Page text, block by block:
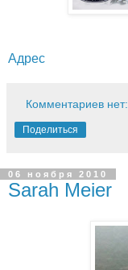
Адрес
Комментариев нет:
Поделиться
06 ноября 2010
Sarah Meier